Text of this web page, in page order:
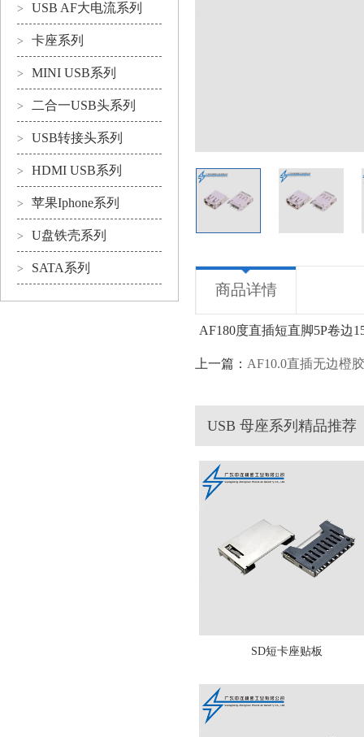
> USB AF大电流系列
> 卡座系列
> MINI USB系列
> 二合一USB头系列
> USB转接头系列
> HDMI USB系列
> 苹果Iphone系列
> U盘铁壳系列
> SATA系列
商品详情
AF180度直插短直脚5P卷边
上一篇： AF10.0直插无边橙
USB 母座系列精品推荐
SD短卡座贴板